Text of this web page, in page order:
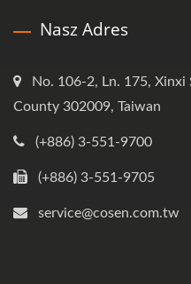
Nasz Adres
No. 106-2, Ln. 175,
County 302009, Taiwan
(+886) 3-551-9700
(+886) 3-551-9705
service@cosen.com.tw